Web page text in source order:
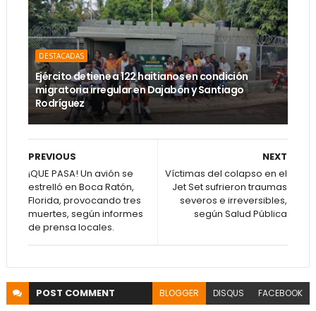
DESTACADAS
Ejército detiene a 122 haitianos en condición
migratoria irregular en Dajabón y Santiago
Rodríguez
NEXT
Víctimas del colapso en el
Jet Set sufrieron traumas
severos e irreversibles,
según Salud Pública
PREVIOUS
¡QUE PASA! Un avión se
estrelló en Boca Ratón,
Florida, provocando tres
muertes, según informes
de prensa locales.
POST COMMENT BLOGGER DISQUS FACEBOOK